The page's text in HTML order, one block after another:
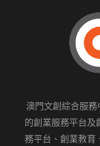
澳門文創綜合服
的創業服務平台及
務平台、創業教育